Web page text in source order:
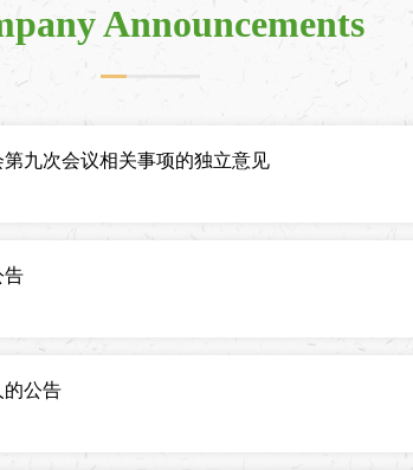
Announcements
九次会议相关事项的独立意见
告
的公告